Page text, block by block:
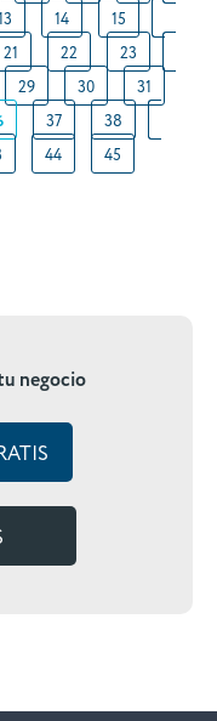
14
15
21 22
23
29 30
31
37
38
44
45
negocio